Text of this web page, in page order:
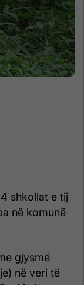
shkollat e tij
në komunë
gjysmë
në veri të